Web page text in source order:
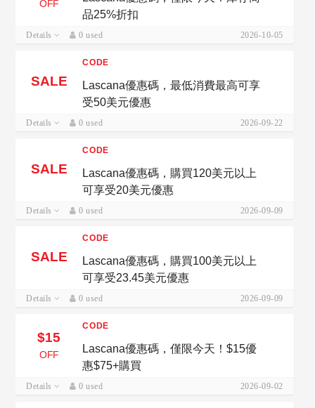
OFF
品25%折扣
Details 0 used 2026-10-05
SALE
CODE
Lascana優惠碼，最低消費最高可享
受50美元優惠
Details 0 used 2026-09-22
SALE
CODE
Lascana優惠碼，購買120美元以上
可享受20美元優惠
Details 0 used 2026-09-09
SALE
CODE
Lascana優惠碼，購買100美元以上
可享受23.45美元優惠
Details 0 used 2026-09-09
$15
OFF
CODE
Lascana優惠碼，僅限今天！$15優
惠$75+購買
Details 0 used 2026-09-02